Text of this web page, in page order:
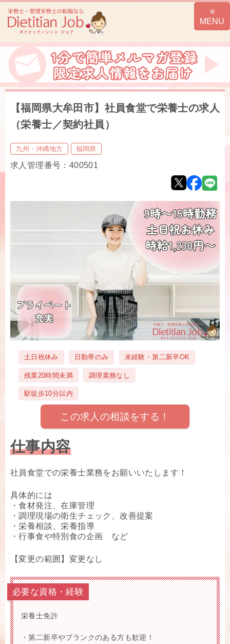
【福岡県大牟田市】社員食堂で栄養士の求人
（栄養士／契約社員）
九州・沖縄地方 福岡県
求人管理番号：400501
土日祝休み 日勤帯のみ 未経験・第二新卒OK
残業20時間未満 調理業務なし
駅徒歩10分以内
この求人の相談をする！
仕事内容
社員食堂での栄養士業務をお願いいたします！
具体的には
・食材発注、在庫管理
・調理現場の衛生チェック、改善提案
・栄養相談、栄養指導
・行事食や特別食の企画 など
【変更の範囲】変更なし
必要な資格・経験
栄養士免許
・第二新卒やブランクのある方も歓迎！